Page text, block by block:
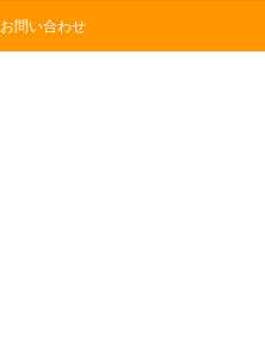
お問い合わせ